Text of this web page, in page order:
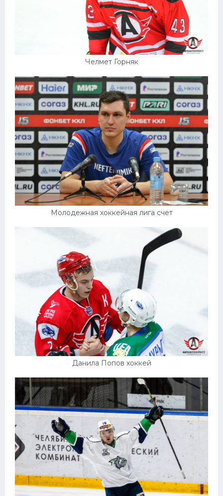
Челмет Горняк
Молодежная хоккейная лига счет
Данила Попов хоккей